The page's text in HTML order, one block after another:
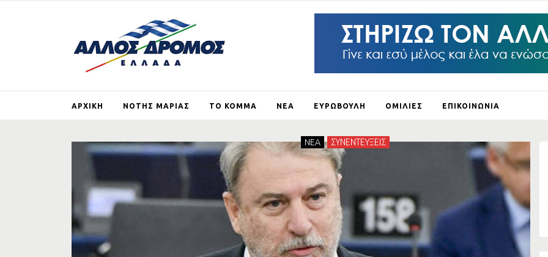
ΑΡΧΙΚΗ ΝΟΤΗΣ ΜΑΡΙΑΣ
ΕΓΓΡΑΦΗ ΜΕΛΟΥΣ
ΤΟ ΚΟΜΜΑ
ΑΛΛΟΣ ΔΡΟΜΟΣ
ΙΔΡΥΤΙΚΗ ΔΙΑΚΗΡΥΞΗ
ΓΕΡΜΑΝΙΚΕΣ
ΑΠΟΖΗΜΙΩΣΕΙΣ
ΣΚΟΠΙΑΝΟ
ΝΕΑ ΕΥΡΩΒΟΥΛΗ ΟΜΙΛΙΕΣ ΕΠΙΚΟΙΝΩΝΙΑ
NEA ΣΥΝΕΝΤΕΥΞΕΙΣ